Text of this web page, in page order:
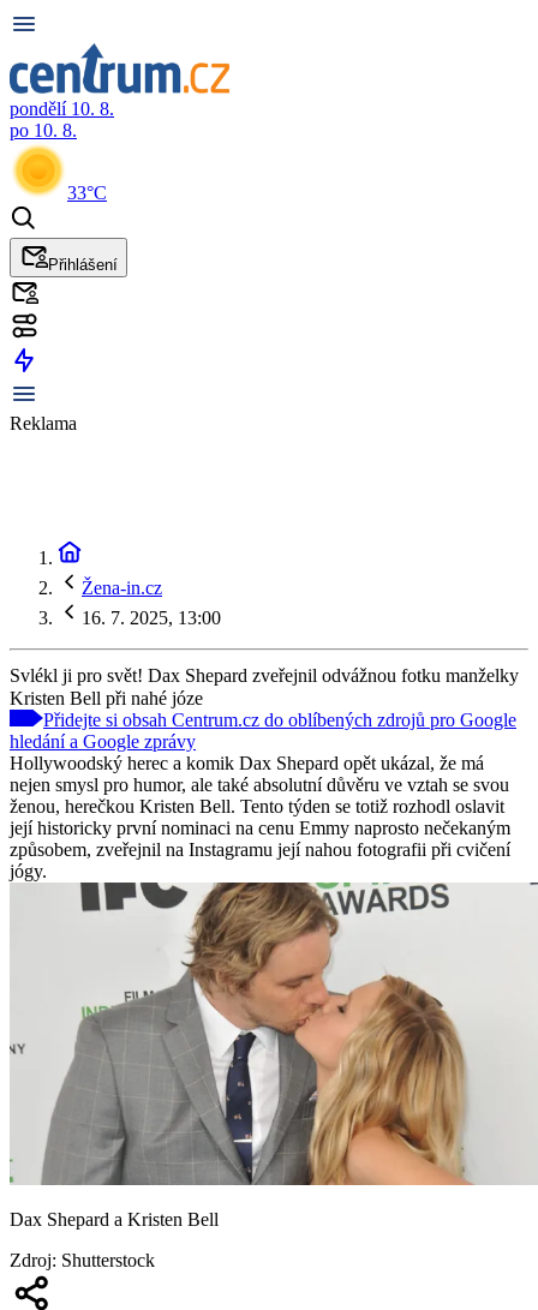
pondělí 10. 8.
po 10. 8.
33°C
Přihlášení
Reklama
Žena-in.cz
16. 7. 2025, 13:00
Svlékl ji pro svět! Dax Shepard zveřejnil odvážnou fotku manželky
Kristen Bell při nahé józe
Přidejte si obsah Centrum.cz do oblíbených zdrojů pro Google
hledání a Google zprávy
Hollywoodský herec a komik Dax Shepard opět ukázal, že má
nejen smysl pro humor, ale také absolutní důvěru ve vztah se svou
ženou, herečkou Kristen Bell. Tento týden se totiž rozhodl oslavit
její historicky první nominaci na cenu Emmy naprosto nečekaným
způsobem, zveřejnil na Instagramu její nahou fotografii při cvičení
jógy.
Dax Shepard a Kristen Bell
Zdroj: Shutterstock